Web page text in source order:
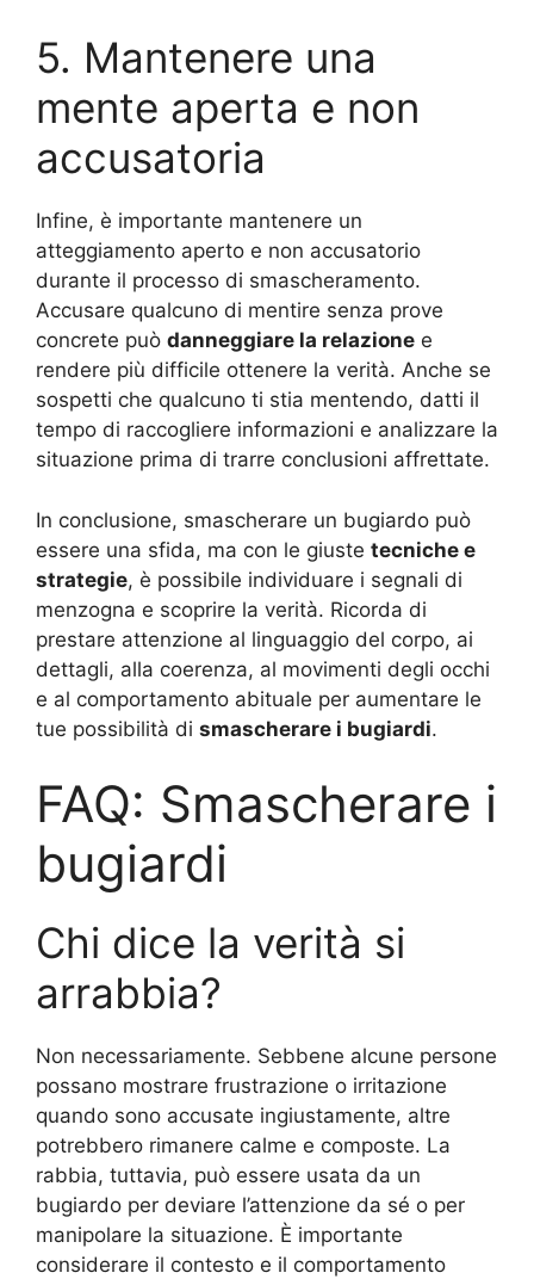
5. Mantenere una
mente aperta e non
accusatoria
Infine, è importante mantenere un
atteggiamento aperto e non accusatorio
durante il processo di smascheramento.
Accusare qualcuno di mentire senza prove
concrete può danneggiare la relazione e
rendere più difficile ottenere la verità. Anche se
sospetti che qualcuno ti stia mentendo, datti il
tempo di raccogliere informazioni e analizzare la
situazione prima di trarre conclusioni affrettate.
In conclusione, smascherare un bugiardo può
essere una sfida, ma con le giuste tecniche e
strategie, è possibile individuare i segnali di
menzogna e scoprire la verità. Ricorda di
prestare attenzione al linguaggio del corpo, ai
dettagli, alla coerenza, al movimenti degli occhi
e al comportamento abituale per aumentare le
tue possibilità di smascherare i bugiardi.
FAQ: Smascherare i
bugiardi
Chi dice la verità si
arrabbia?
Non necessariamente. Sebbene alcune persone
possano mostrare frustrazione o irritazione
quando sono accusate ingiustamente, altre
potrebbero rimanere calme e composte. La
rabbia, tuttavia, può essere usata da un
bugiardo per deviare l’attenzione da sé o per
manipolare la situazione. È importante
considerare il contesto e il comportamento